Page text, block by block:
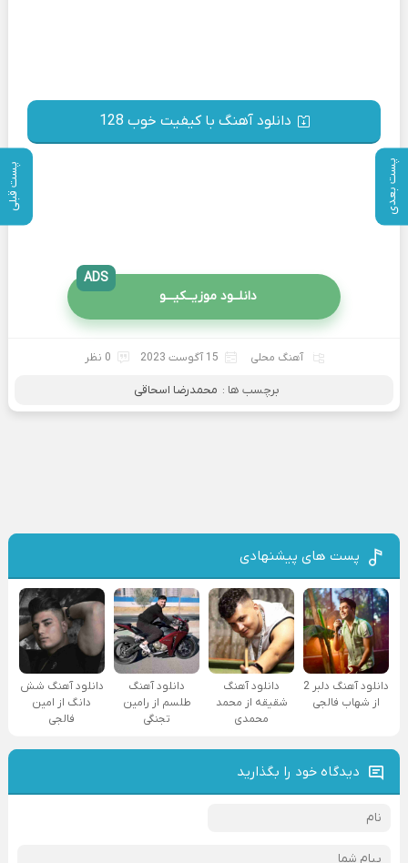
پست بعدی پست قبلی
دانلود آهنگ با کیفیت خوب 128
دانلــود موزیــکیـــو
ADS
آهنگ محلی 15 آگوست 2023 0 نظر
برچسب ها : محمدرضا اسحاقی
پست های پیشنهادی
دانلود آهنگ دلبر 2
از شهاب فالجی
دانلود آهنگ
شقیقه از محمد
محمدی
دانلود آهنگ
طلسم از رامین
تجنگی
دانلود آهنگ شش
دانگ از امین
فالجی
دیدگاه خود را بگذارید